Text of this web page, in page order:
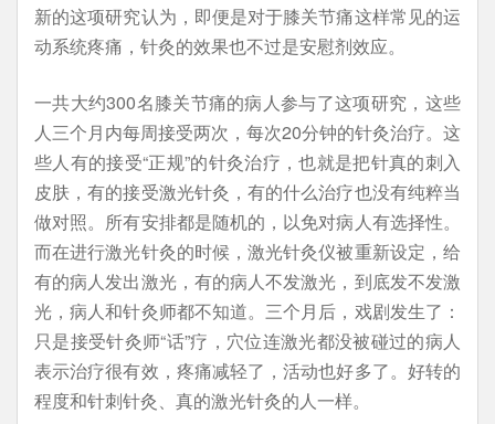
新的这项研究认为，即便是对于膝关节痛这样常见的运
动系统疼痛，针灸的效果也不过是安慰剂效应。
一共大约300名膝关节痛的病人参与了这项研究，这些
人三个月内每周接受两次，每次20分钟的针灸治疗。这
些人有的接受“正规”的针灸治疗，也就是把针真的刺入
皮肤，有的接受激光针灸，有的什么治疗也没有纯粹当
做对照。所有安排都是随机的，以免对病人有选择性。
而在进行激光针灸的时候，激光针灸仪被重新设定，给
有的病人发出激光，有的病人不发激光，到底发不发激
光，病人和针灸师都不知道。三个月后，戏剧发生了：
只是接受针灸师“话”疗，穴位连激光都没被碰过的病人
表示治疗很有效，疼痛减轻了，活动也好多了。好转的
程度和针刺针灸、真的激光针灸的人一样。